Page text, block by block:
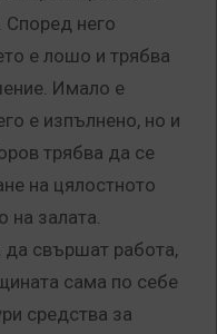
Според него
е лошо и трябва
Имало е
е изпълнено, но и
трябва да се
на цялостното
на залата.
свършат работа,
сама по себе
средства за